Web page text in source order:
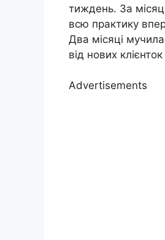
тиждень. За
всю практику
Два місяці
від нових
Advertisements